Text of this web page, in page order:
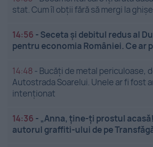
stat. Cum îl obții fără să mergi la
14:56 - Seceta și debitul redus al
pentru economia României. Ce ar
14:48 - Bucăți de metal periculoase,
Autostrada Soarelui. Unele ar fi fost
intenționat
14:36 - „Anna, ține-ți prostul
autorul graffiti-ului de pe